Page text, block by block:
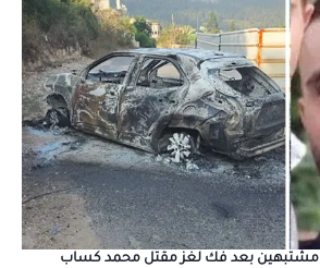
تقديم تصريح مدعٍ ضد 3 مشتبهين بعد فك لغز مقتل محمد كساب